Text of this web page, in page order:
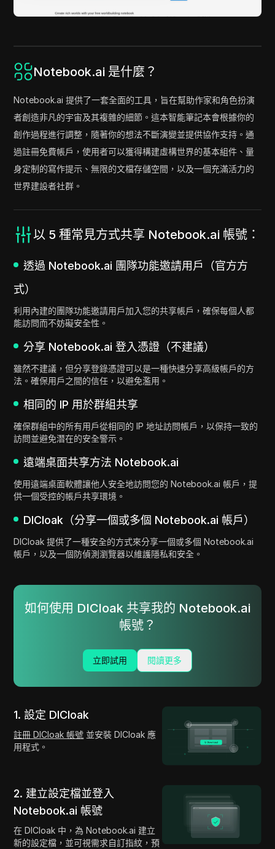
Notebook.ai 是什麼？
Notebook.ai 提供了一套全面的工具，旨在幫助作家和角色扮演
者創造非凡的宇宙及其複雜的細節。這本智能筆記本會根據你的
創作過程進行調整，隨著你的想法不斷演變並提供協作支持。通
過註冊免費帳戶，使用者可以獲得構建虛構世界的基本組件、量
身定制的寫作提示、無限的文檔存儲空間，以及一個充滿活力的
世界建設者社群。
以 5 種常見方式共享 Notebook.ai 帳號：
透過 Notebook.ai 團隊功能邀請用戶（官方方
式）
利用內建的團隊功能邀請用戶加入您的共享帳戶，確保每個人都
能訪問而不妨礙安全性。
分享 Notebook.ai 登入憑證（不建議）
雖然不建議，但分享登錄憑證可以是一種快速分享高級帳戶的方
法。確保用戶之間的信任，以避免濫用。
相同的 IP 用於群組共享
確保群組中的所有用戶從相同的 IP 地址訪問帳戶，以保持一致的
訪問並避免潛在的安全警示。
遠端桌面共享方法 Notebook.ai
使用遠端桌面軟體讓他人安全地訪問您的 Notebook.ai 帳戶，提
供一個受控的帳戶共享環境。
DICloak（分享一個或多個 Notebook.ai 帳戶）
DICloak 提供了一種安全的方式來分享一個或多個 Notebook.ai
帳戶，以及一個防偵測瀏覽器以維護隱私和安全。
如何使用 DICloak 共享我的 Notebook.ai
帳號？
立即試用 閱讀更多
1. 設定 DICloak
註冊 DICloak 帳號 並安裝 DICloak 應
用程式。
2. 建立設定檔並登入
Notebook.ai 帳號
在 DICloak 中，為 Notebook.ai 建立
新的設定檔，並可視需求自訂指紋，預